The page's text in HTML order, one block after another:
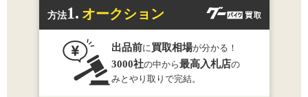
方法1. オークション
出品前に 買取相場が分かる！
3000社の中から最高入札店の
みとやり取りで完結。